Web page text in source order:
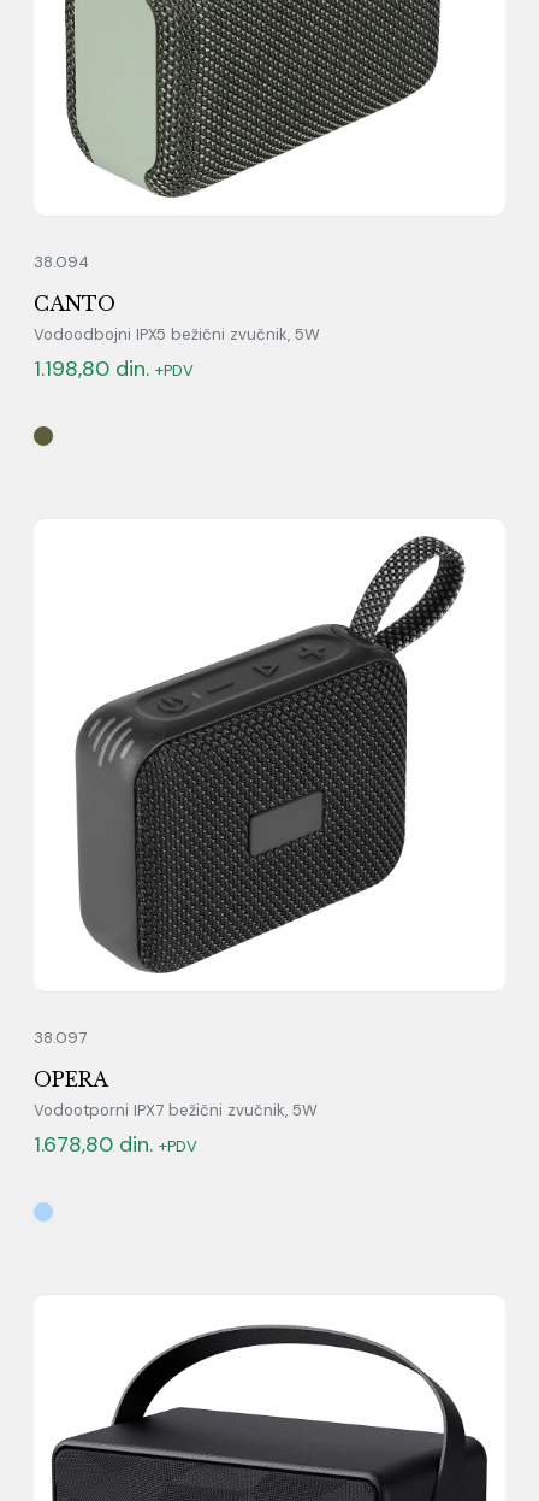
38.094
CANTO
Vodoodbojni IPX5 bežični zvučnik, 5W
1.198,80 din. +PDV
38.097
OPERA
Vodootporni IPX7 bežični zvučnik, 5W
1.678,80 din. +PDV